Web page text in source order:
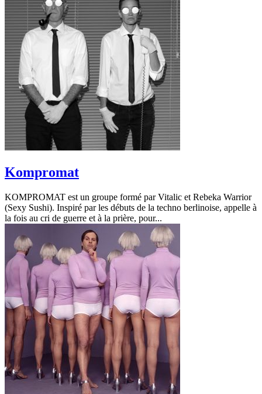
Kompromat
KOMPROMAT est un groupe formé par Vitalic et Rebeka Warrior
(Sexy Sushi). Inspiré par les débuts de la techno berlinoise, appelle à
la fois au cri de guerre et à la prière, pour...